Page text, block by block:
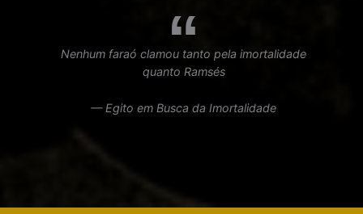
Nenhum faraó clamou tanto pela imortalidade
quanto Ramsés
— Egito em Busca da Imortalidade